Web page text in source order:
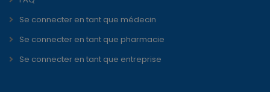
Se connecter en tant que médecin
Se connecter en tant que pharmacie
Se connecter en tant que entreprise